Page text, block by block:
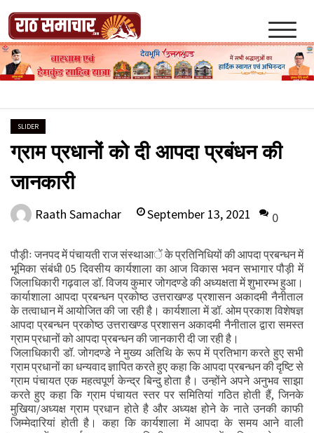
content
Raath Samachar
SLIDER
ग्राम प्रधानों को दी आपदा प्रबंधन की
जानकारी
Raath Samachar September 13, 2021 0
पौड़ीः जनपद में पंचायती राज संस्थाआें के प्रतिनिधियों की आपदा प्रबन्धन में
भूमिका संबंधी 05 दिवसीय कार्यशाला का आज विकास भवन सभागार पौड़ी में
जिलाधिकारी गढ़वाल डॉ. विजय कुमार जोगदण्डे की अध्यक्षता में शुभारम्भ हुआ।
कार्याशाला आपदा प्रबन्धन प्रकोष्ठ उत्तराखण्ड प्रशासन अकादमी नैनीताल
के तत्वाधान में आयोजित की जा रही है। कार्यशाला में डॉ. ओम प्रकाश विशेषज्ञ
आपदा प्रबन्धन प्रकोष्ठ उत्तराखण्ड प्रशासन अकादमी नैनीताल द्वारा समस्त
ग्राम प्रधानों को आपदा प्रबन्धन की जानकारी दी जा रही है।
जिलाधिकारी डॉ. जोगदण्डे ने मुख्य अतिथि के रूप में प्रतिभाग करते हुए सभी
ग्राम प्रधानों का धन्यवाद ज्ञापित करते हुए कहा कि आपदा प्रबन्धन की दृष्टि से
ग्राम पंचायत एक महत्वपूर्ण केन्द्र बिन्दु होता है। उन्होंने अपने अनुभव साझा
करते हुए कहा कि ग्राम पंचायत स्तर पर समितियां गठित होती हैं, जिनके
मुखिया/अध्यक्ष ग्राम प्रधान होते है और अध्यक्ष होने के नाते उनकी काफी
जिम्मेदारियां होती है। कहा कि कार्यशाला में आपदा के समय आने वाली